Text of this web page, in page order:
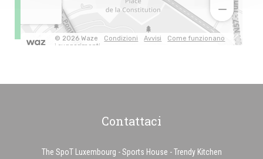
Contattaci
The SpoT Luxembourg - Sports House - Trendy Kitchen